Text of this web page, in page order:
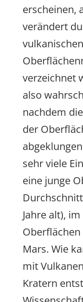
erscheinen,
verändert
verzeichnet
also
nachdem
der
sehr viele
eine junge
Jahre alt),
Mars. Wie
mit
Kratern